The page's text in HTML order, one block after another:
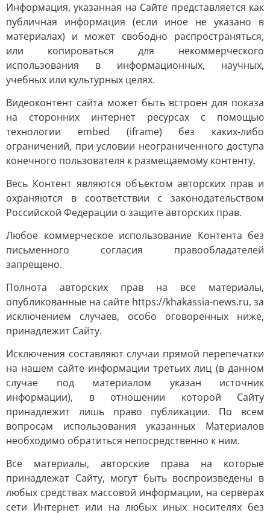
Информация, указанная на Сайте представляется как
публичная информация (если иное не указано в
материалах) и может свободно распространяться,
или копироваться для некоммерческого
использования в информационных, научных,
учебных или культурных целях.
Видеоконтент сайта может быть встроен для показа
на сторонних интернет ресурсах с помощью
технологии embed (iframe) без каких-либо
ограничений, при условии неограниченного доступа
конечного пользователя к размещаемому контенту.
Весь Контент являются объектом авторских прав и
охраняются в соответствии с законодательством
Российской Федерации о защите авторских прав.
Любое коммерческое использование Контента без
письменного согласия правообладателей
запрещено.
Полнота авторских прав на все материалы,
опубликованные на сайте https://khakassia-news.ru, за
исключением случаев, особо оговоренных ниже,
принадлежит Сайту.
Исключения составляют случаи прямой перепечатки
на нашем сайте информации третьих лиц (в данном
случае под материалом указан источник
информации), в отношении которой Сайту
принадлежит лишь право публикации. По всем
вопросам использования указанных Материалов
необходимо обратиться непосредственно к ним.
Все материалы, авторские права на которые
принадлежат Сайту, могут быть воспроизведены в
любых средствах массовой информации, на серверах
сети Интернет или на любых иных носителях без